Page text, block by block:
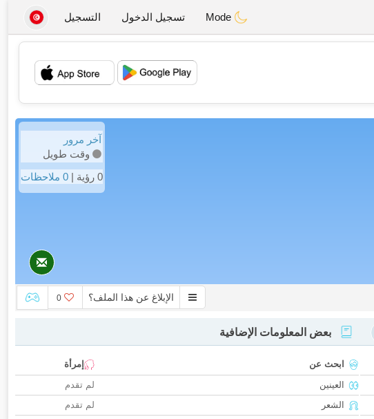
تسجيل الدخول التسجيل
💖
💕
آخر مرور
وقت طويل
0 رؤية |
0 ملاحظات
الإبلاغ عن هذا الملف؟ 0
بعض المعلومات الإضافية
ابحث عن
إمرأة
العينين
لم تقدم
الشعر
لم تقدم